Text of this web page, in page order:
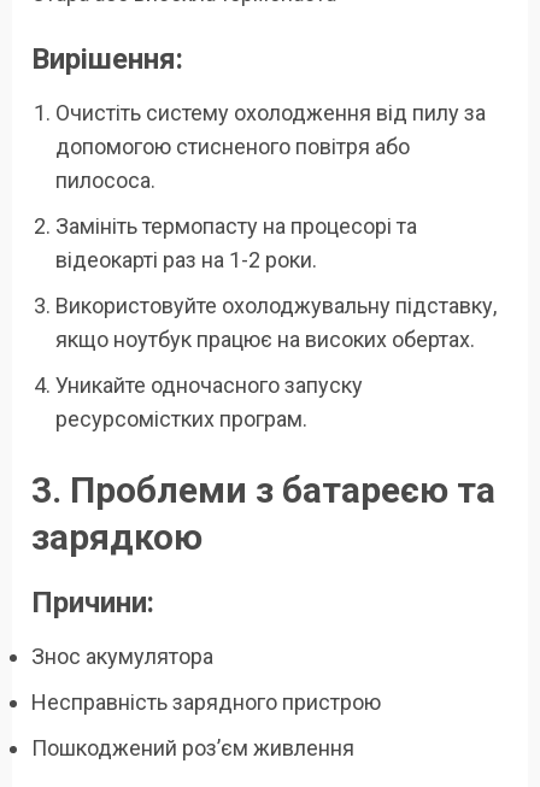
Вирішення:
Очистіть систему охолодження від пилу за
допомогою стисненого повітря або
пилососа.
Замініть термопасту на процесорі та
відеокарті раз на 1-2 роки.
Використовуйте охолоджувальну підставку,
якщо ноутбук працює на високих обертах.
Уникайте одночасного запуску
ресурсомістких програм.
3. Проблеми з батареєю та
зарядкою
Причини:
Знос акумулятора
Несправність зарядного пристрою
Пошкоджений роз’єм живлення